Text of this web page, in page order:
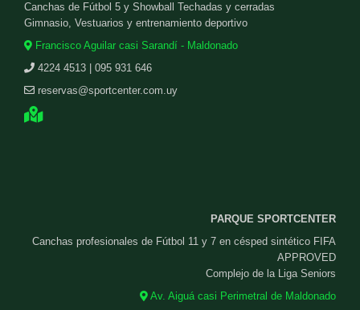
Canchas de Fútbol 5 y Showball Techadas y cerradas
Gimnasio, Vestuarios y entrenamiento deportivo
Francisco Aguilar casi Sarandí - Maldonado
4224 4513 | 095 931 646
reservas@sportcenter.com.uy
PARQUE SPORTCENTER
Canchas profesionales de Fútbol 11 y 7 en césped sintético FIFA
APPROVED
Complejo de la Liga Seniors
Av. Aiguá casi Perimetral de Maldonado